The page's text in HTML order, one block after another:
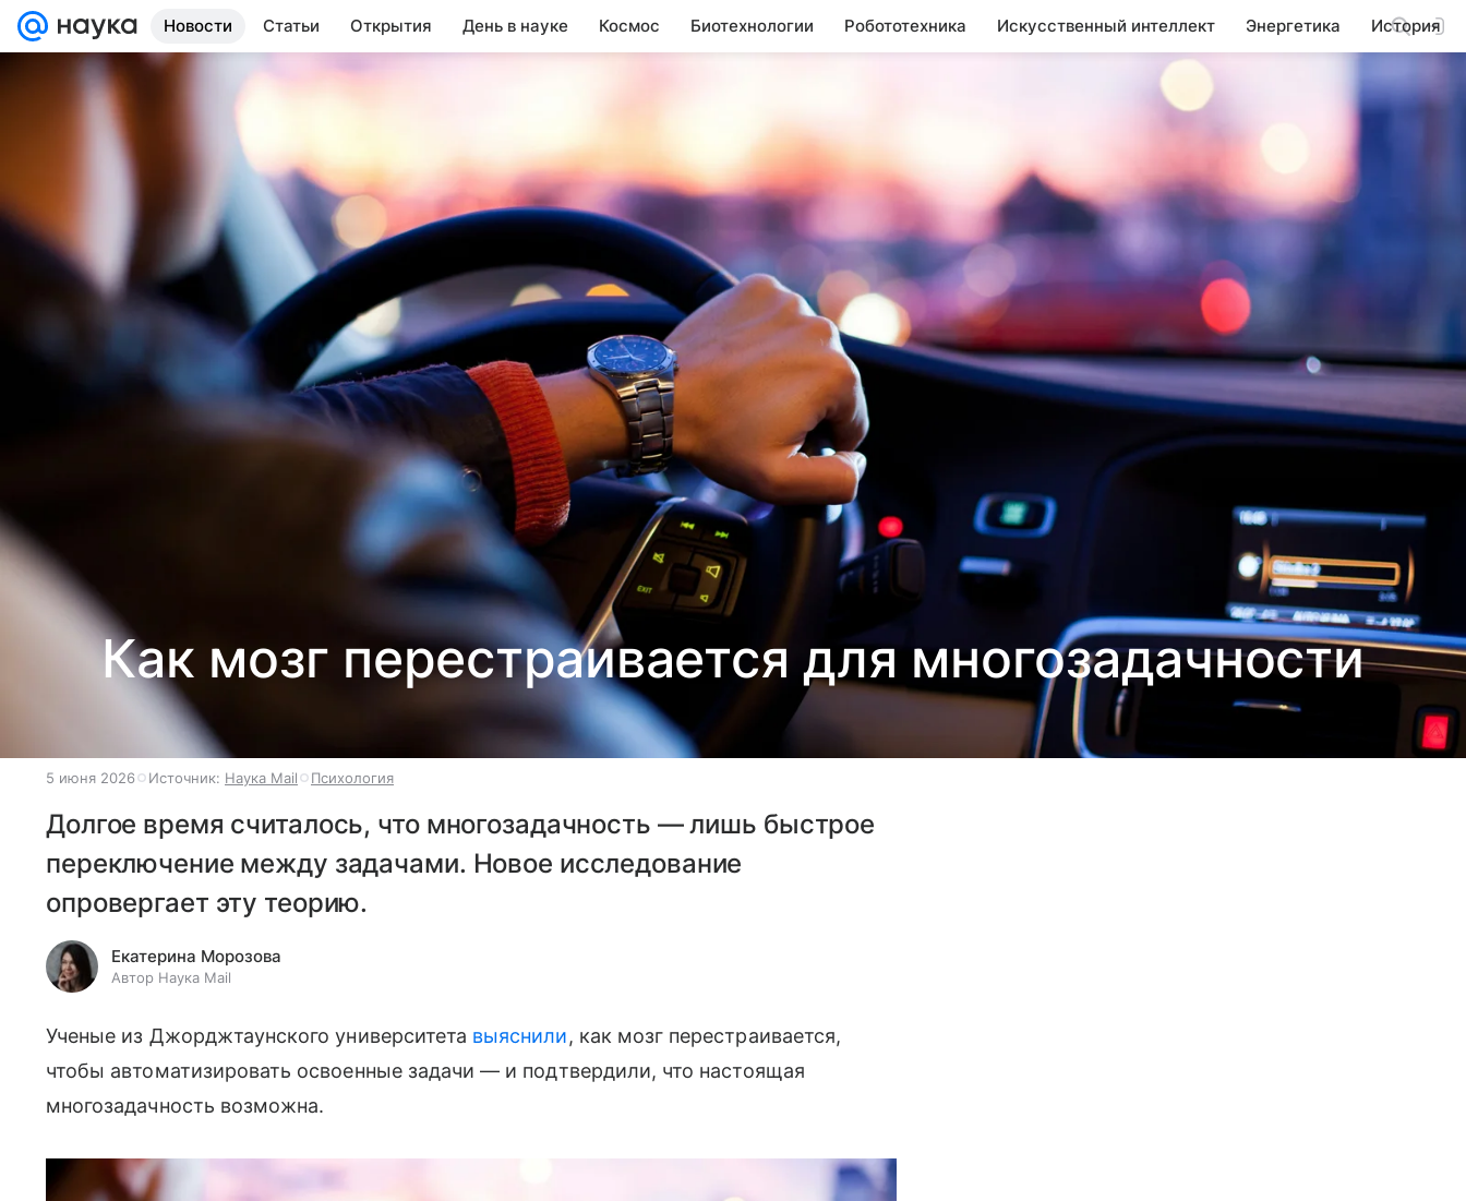
Новости Статьи Открытия День в науке Космос Биотехнологии Робототехника Искусственный интеллект Энергетика История
Как мозг перестраивается для многозадачности
5 июня 2026 Источник: Наука Mail Психология
Долгое время считалось, что многозадачность — лишь быстрое
переключение между задачами. Новое исследование
опровергает эту теорию.
Екатерина Морозова
Автор Наука Mail
Ученые из Джорджтаунского университета выяснили, как мозг перестраивается,
чтобы автоматизировать освоенные задачи — и подтвердили, что настоящая
многозадачность возможна.